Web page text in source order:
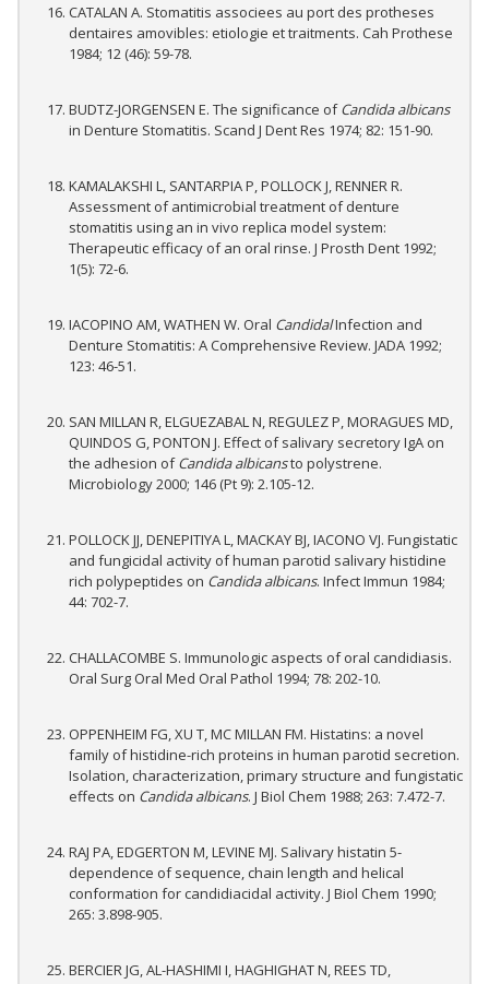
CATALAN A. Stomatitis associees au port des protheses
dentaires amovibles: etiologie et traitments. Cah Prothese
1984; 12 (46): 59-78.
BUDTZ-JORGENSEN E. The significance ofCandida albicans
in Denture Stomatitis. Scand J Dent Res 1974; 82: 151-90.
KAMALAKSHI L, SANTARPIA P, POLLOCK J, RENNER R.
Assessment of antimicrobial treatment of denture
stomatitis using an in vivo replica model system:
Therapeutic efficacy of an oral rinse. J Prosth Dent 1992;
1(5): 72-6.
IACOPINO AM, WATHEN W. Oral CandidalInfection and
Denture Stomatitis: A Comprehensive Review. JADA 1992;
123: 46-51.
SAN MILLAN R, ELGUEZABAL N, REGULEZ P, MORAGUES MD,
QUINDOS G, PONTON J. Effect of salivary secretory IgA on
the adhesion ofCandida albicansto polystrene.
Microbiology 2000; 146 (Pt 9): 2.105-12.
POLLOCK JJ, DENEPITIYA L, MACKAY BJ, IACONO VJ. Fungistatic
and fungicidal activity of human parotid salivary histidine
rich polypeptides on Candida albicans. Infect Immun 1984;
44: 702-7.
CHALLACOMBE S. Immunologic aspects of oral candidiasis.
Oral Surg Oral Med Oral Pathol 1994; 78: 202-10.
OPPENHEIM FG, XU T, MC MILLAN FM. Histatins: a novel
family of histidine-rich proteins in human parotid secretion.
Isolation, characterization, primary structure and fungistatic
effects on Candida albicans. J Biol Chem 1988; 263: 7.472-7.
RAJ PA, EDGERTON M, LEVINE MJ. Salivary histatin 5-
dependence of sequence, chain length and helical
conformation for candidiacidal activity. J Biol Chem 1990;
265: 3.898-905.
BERCIER JG, AL-HASHIMI I, HAGHIGHAT N, REES TD,